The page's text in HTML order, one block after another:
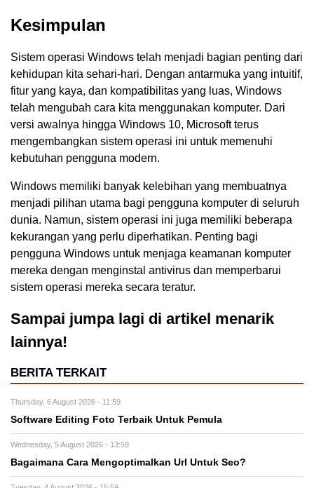
Kesimpulan
Sistem operasi Windows telah menjadi bagian penting dari
kehidupan kita sehari-hari. Dengan antarmuka yang intuitif,
fitur yang kaya, dan kompatibilitas yang luas, Windows
telah mengubah cara kita menggunakan komputer. Dari
versi awalnya hingga Windows 10, Microsoft terus
mengembangkan sistem operasi ini untuk memenuhi
kebutuhan pengguna modern.
Windows memiliki banyak kelebihan yang membuatnya
menjadi pilihan utama bagi pengguna komputer di seluruh
dunia. Namun, sistem operasi ini juga memiliki beberapa
kekurangan yang perlu diperhatikan. Penting bagi
pengguna Windows untuk menjaga keamanan komputer
mereka dengan menginstal antivirus dan memperbarui
sistem operasi mereka secara teratur.
Sampai jumpa lagi di artikel menarik
lainnya!
BERITA TERKAIT
Thursday, 6 August 2026 - 11:59
Software Editing Foto Terbaik Untuk Pemula
Wednesday, 5 August 2026 - 13:59
Bagaimana Cara Mengoptimalkan Url Untuk Seo?